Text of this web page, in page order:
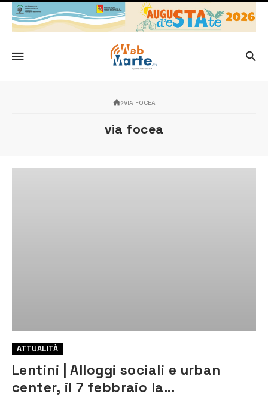
VIA FOCEA
via focea
ATTUALITÀ
Lentini | Alloggi sociali e urban
center, il 7 febbraio la